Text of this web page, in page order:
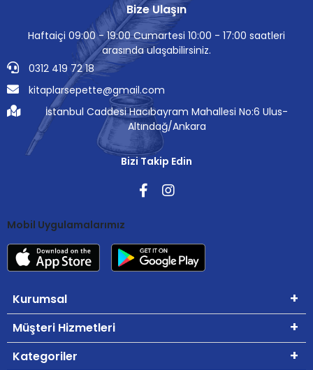
Bize Ulaşın
Haftaiçi 09:00 - 19:00 Cumartesi 10:00 - 17:00 saatleri
arasında ulaşabilirsiniz.
0312 419 72 18
kitaplarsepette@gmail.com
İstanbul Caddesi Hacıbayram Mahallesi No:6 Ulus-
Altındağ/Ankara
Bizi Takip Edin
Mobil Uygulamalarımız
Kurumsal
Müşteri Hizmetleri
Kategoriler